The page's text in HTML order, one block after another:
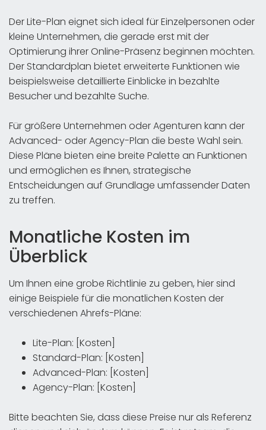
Der Lite-Plan eignet sich ideal für Einzelpersonen oder
kleine Unternehmen, die gerade erst mit der
Optimierung ihrer Online-Präsenz beginnen möchten.
Der Standardplan bietet erweiterte Funktionen wie
beispielsweise detaillierte Einblicke in bezahlte
Besucher und bezahlte Suche.
Für größere Unternehmen oder Agenturen kann der
Advanced- oder Agency-Plan die beste Wahl sein.
Diese Pläne bieten eine breite Palette an Funktionen
und ermöglichen es Ihnen, strategische
Entscheidungen auf Grundlage umfassender Daten
zu treffen.
Monatliche Kosten im
Überblick
Um Ihnen eine grobe Richtlinie zu geben, hier sind
einige Beispiele für die monatlichen Kosten der
verschiedenen Ahrefs-Pläne:
Lite-Plan: [Kosten]
Standard-Plan: [Kosten]
Advanced-Plan: [Kosten]
Agency-Plan: [Kosten]
Bitte beachten Sie, dass diese Preise nur als Referenz